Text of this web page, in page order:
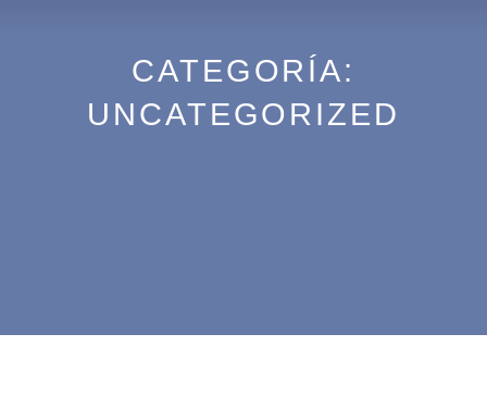
CATEGORÍA:
UNCATEGORIZED